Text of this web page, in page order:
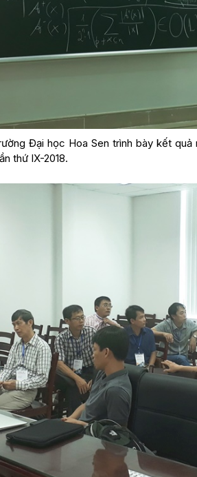
Đại học Hoa Sen trình bày kết
thứ IX-2018.